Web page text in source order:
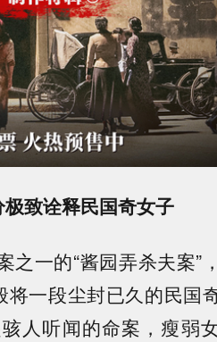
致诠释民国奇女子
一的“酱园弄杀夫案”
一段尘封已久的民国
人听闻的命案，瘦弱